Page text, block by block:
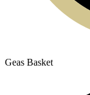
Geas Basket